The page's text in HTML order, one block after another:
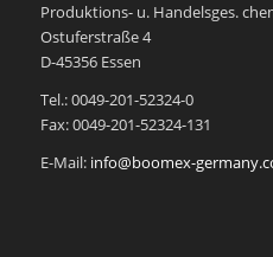
Produktions- u. Handelsges.
Ostuferstraße 4
D-45356 Essen
Tel.: 0049-201-52324-0
Fax: 0049-201-52324-131
E-Mail: info@boomex-